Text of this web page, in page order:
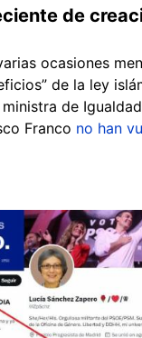
de
ocasiones
de la ley
ministra de
Franco no han